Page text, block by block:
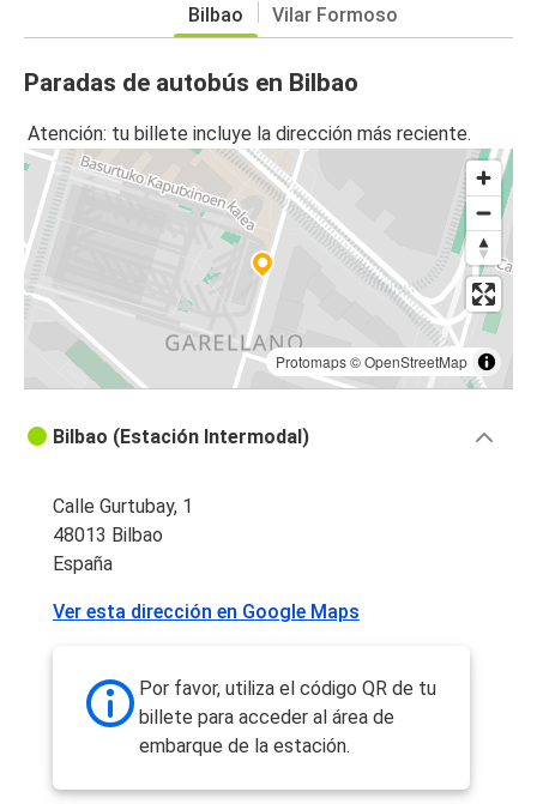
Bilbao Vilar Formoso
Paradas de autobús en Bilbao
Atención: tu billete incluye la dirección más reciente.
Protomaps©OpenStreetMap
Bilbao (Estación Intermodal)
Calle Gurtubay, 1
48013 Bilbao
España
Ver esta dirección en Google Maps
Por favor, utiliza el código QR de tu
billete para acceder al área de
embarque de la estación.